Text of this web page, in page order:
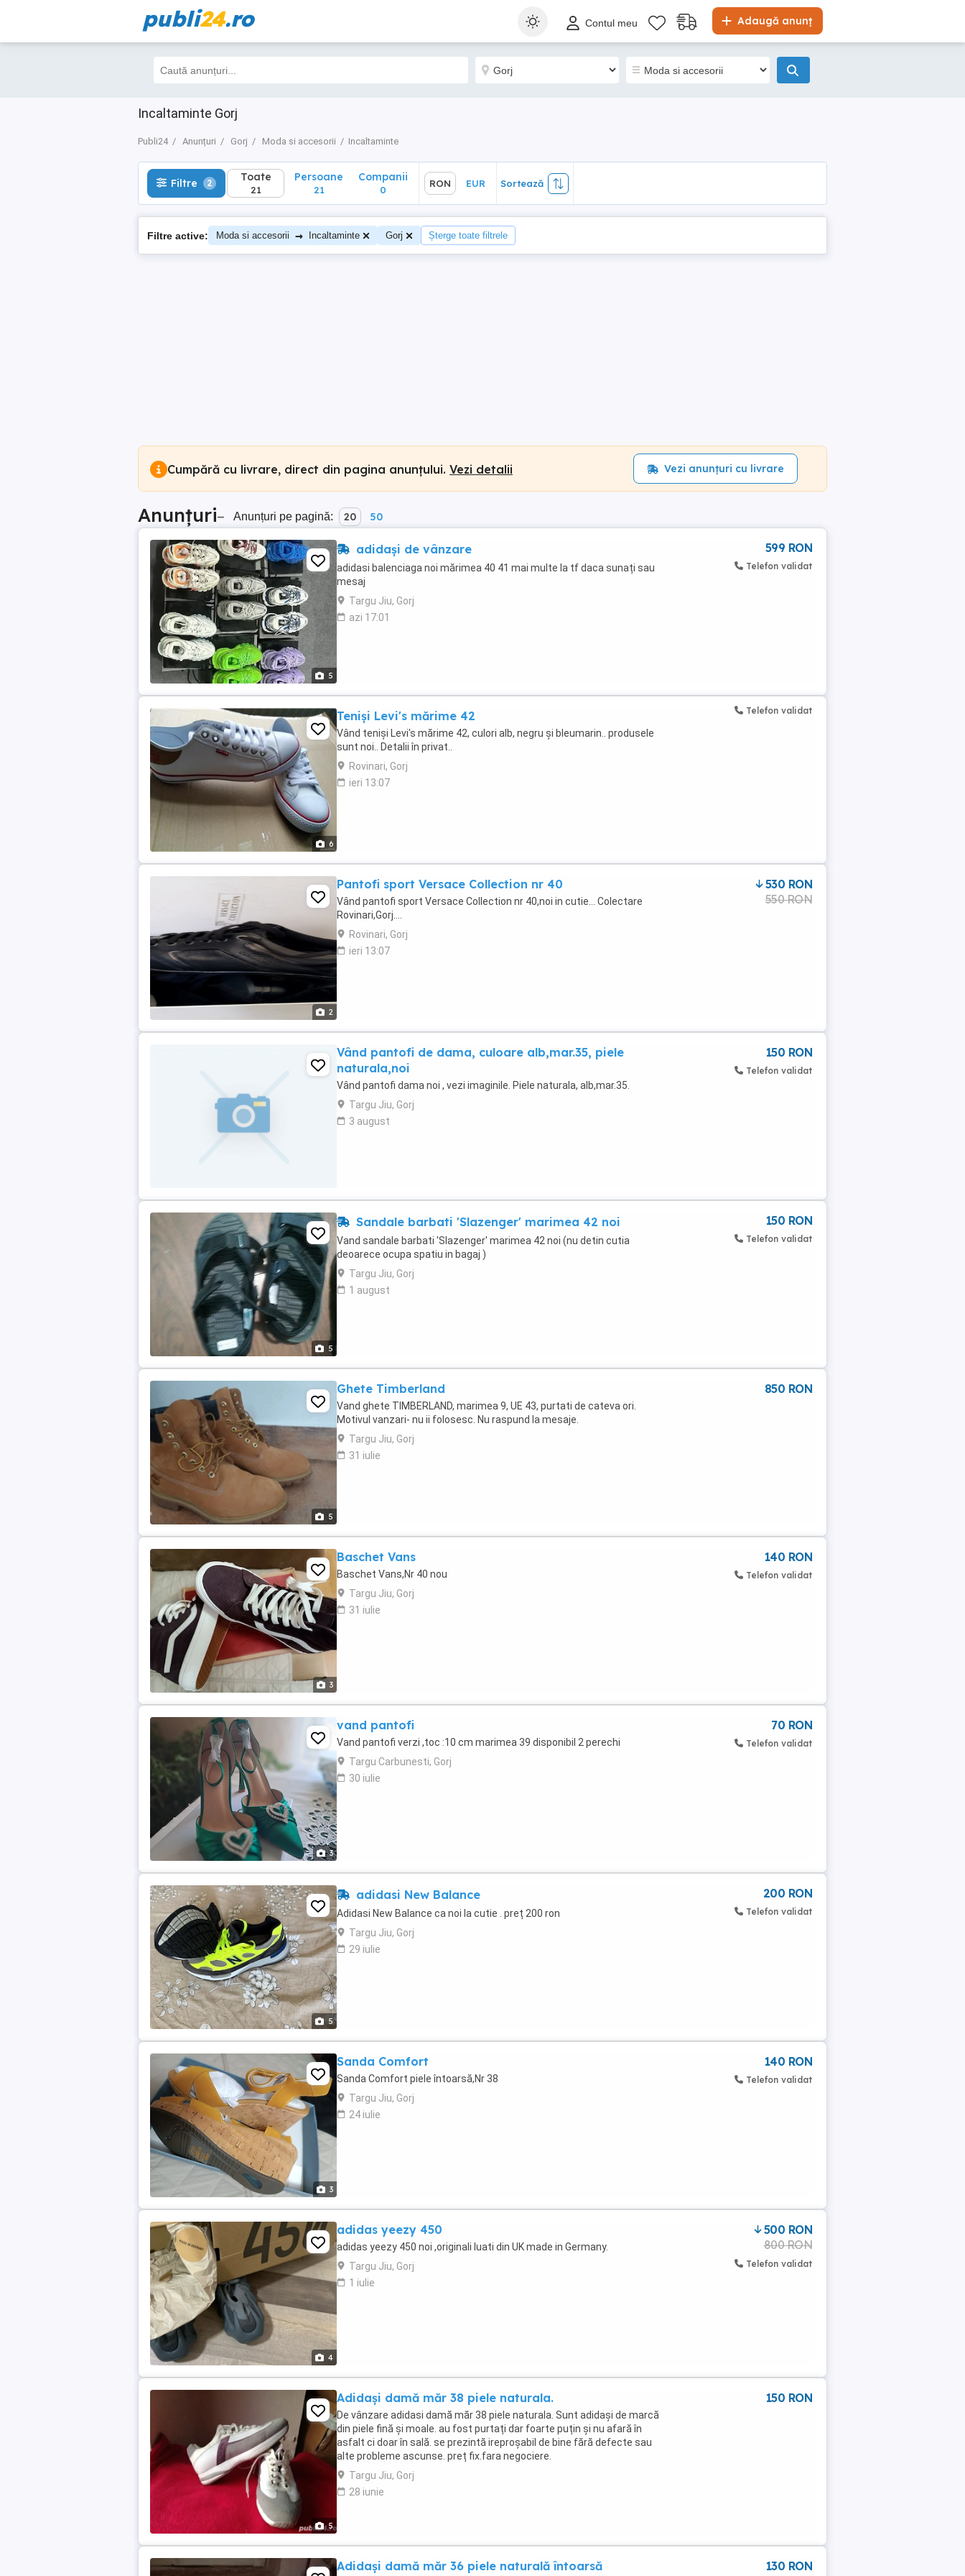
publi24.ro Adaugă anunț
Contul meu
Incaltaminte Gorj
Publi24 Anunțuri Gorj Moda si accesorii Incaltaminte
Filtre 2 Toate
21
Sortează
Filtre 2 Toate
21
Persoane
21
Companii
0
RON EUR Sortează
Filtre active: Moda si accesorii → Incaltaminte Gorj Șterge toate filtrele
Cumpără cu livrare, direct din pagina anunțului. Vezi detalii Vezi anunțuri cu livrare
Anunțuri– Anunțuri pe pagină: 20 50
5
adidași de vânzare
adidasi balenciaga noi mărimea 40 41 mai multe la tf daca sunați sau
mesaj
Targu Jiu, Gorj
azi 17:01
599 RON
Telefon validat
6
Teniși Levi's mărime 42
Vând teniși Levi's mărime 42, culori alb, negru și bleumarin.. produsele
sunt noi.. Detalii în privat..
Rovinari, Gorj
ieri 13:07
Telefon validat
2
Pantofi sport Versace Collection nr 40
Vând pantofi sport Versace Collection nr 40,noi in cutie... Colectare
Rovinari,Gorj....
Rovinari, Gorj
ieri 13:07
530 RON
550 RON
Vând pantofi de dama, culoare alb,mar.35, piele
naturala,noi
Vând pantofi dama noi , vezi imaginile. Piele naturala, alb,mar.35.
Targu Jiu, Gorj
3 august
150 RON
Telefon validat
5
Sandale barbati 'Slazenger' marimea 42 noi
Vand sandale barbati 'Slazenger' marimea 42 noi (nu detin cutia
deoarece ocupa spatiu in bagaj )
Targu Jiu, Gorj
1 august
150 RON
Telefon validat
5
Ghete Timberland
Vand ghete TIMBERLAND, marimea 9, UE 43, purtati de cateva ori.
Motivul vanzari- nu ii folosesc. Nu raspund la mesaje.
Targu Jiu, Gorj
31 iulie
850 RON
3
Baschet Vans
Baschet Vans,Nr 40 nou
Targu Jiu, Gorj
31 iulie
140 RON
Telefon validat
3
vand pantofi
Vand pantofi verzi ,toc :10 cm marimea 39 disponibil 2 perechi
Targu Carbunesti, Gorj
30 iulie
70 RON
Telefon validat
5
adidasi New Balance
Adidasi New Balance ca noi la cutie . preț 200 ron
Targu Jiu, Gorj
29 iulie
200 RON
Telefon validat
3
Sanda Comfort
Sanda Comfort piele întoarsă,Nr 38
Targu Jiu, Gorj
24 iulie
140 RON
Telefon validat
4
adidas yeezy 450
adidas yeezy 450 noi ,originali luati din UK made in Germany.
Targu Jiu, Gorj
1 iulie
500 RON
800 RON
Telefon validat
5
Adidași damă măr 38 piele naturala.
De vânzare adidasi damă măr 38 piele naturala. Sunt adidași de marcă
din piele fină și moale. au fost purtați dar foarte puțin și nu afară în
asfalt ci doar în sală. se prezintă ireproșabil de bine fără defecte sau
alte probleme ascunse. preț fix.fara negociere.
Targu Jiu, Gorj
28 iunie
150 RON
Adidași damă măr 36 piele naturală întoarsă 130 RON